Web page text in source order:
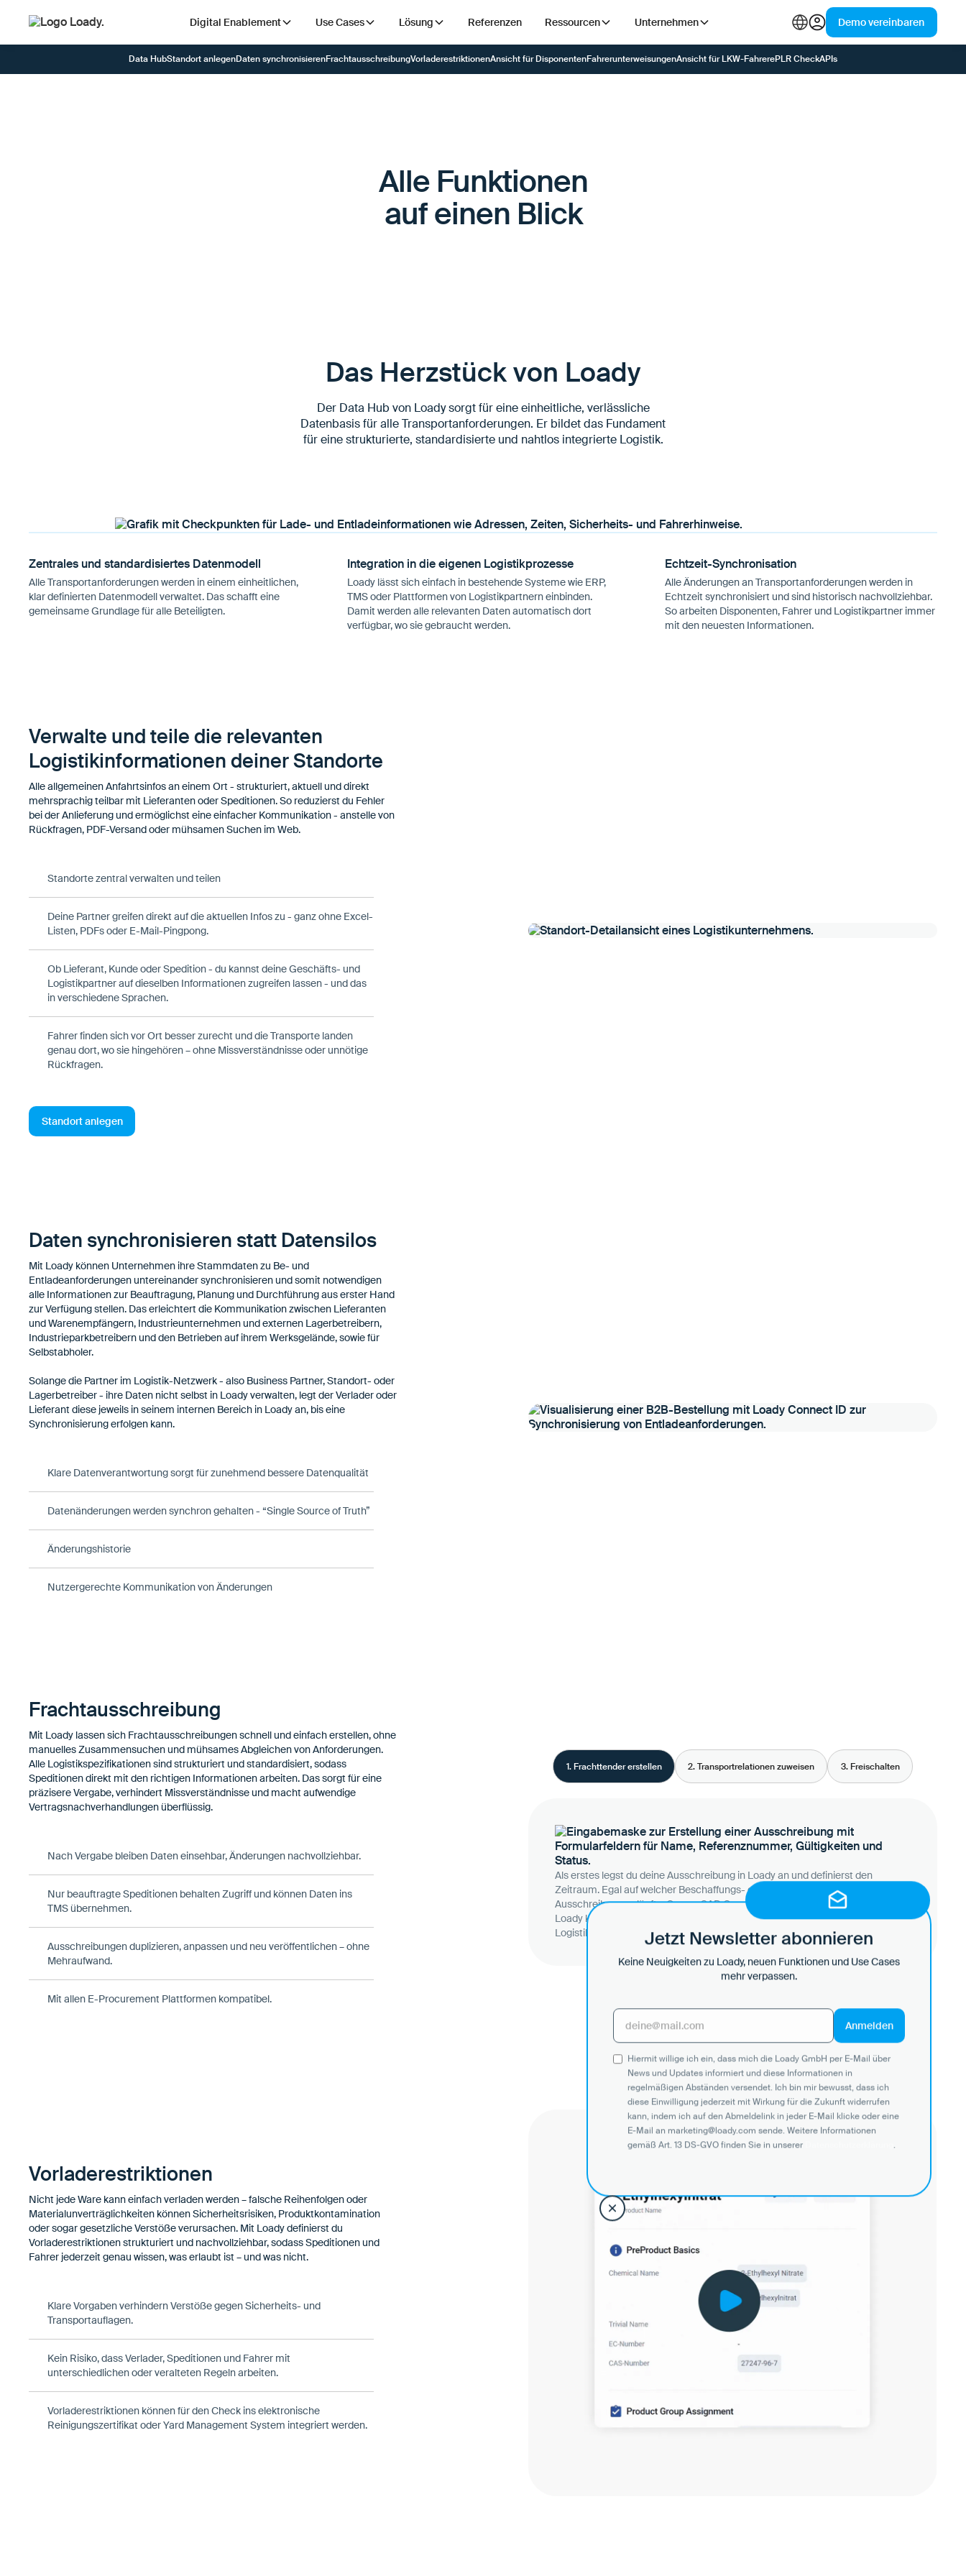
Digital Enablement Use Cases Lösung Referenzen Ressourcen Unternehmen Demo vereinbaren
Data HubStandort anlegenDaten synchronisierenFrachtausschreibungVorladerestriktionenAnsicht für DisponentenFahrerunterweisungenAnsicht für LKW-FahrerePLR CheckAPIs
Alle Funktionen
auf einen Blick
Das Herzstück von Loady
Der Data Hub von Loady sorgt für eine einheitliche, verlässliche
Datenbasis für alle Transportanforderungen. Er bildet das Fundament
für eine strukturierte, standardisierte und nahtlos integrierte Logistik.
Zentrales und standardisiertes Datenmodell
Alle Transportanforderungen werden in einem einheitlichen,
klar definierten Datenmodell verwaltet. Das schafft eine
gemeinsame Grundlage für alle Beteiligten.
Integration in die eigenen Logistikprozesse
Loady lässt sich einfach in bestehende Systeme wie ERP,
TMS oder Plattformen von Logistikpartnern einbinden.
Damit werden alle relevanten Daten automatisch dort
verfügbar, wo sie gebraucht werden.
Echtzeit-Synchronisation
Alle Änderungen an Transportanforderungen werden in
Echtzeit synchronisiert und sind historisch nachvollziehbar.
So arbeiten Disponenten, Fahrer und Logistikpartner immer
mit den neuesten Informationen.
Verwalte und teile die relevanten
Logistikinformationen deiner Standorte
Alle allgemeinen Anfahrtsinfos an einem Ort - strukturiert, aktuell und direkt
mehrsprachig teilbar mit Lieferanten oder Speditionen. So reduzierst du Fehler
bei der Anlieferung und ermöglichst eine einfacher Kommunikation - anstelle von
Rückfragen, PDF-Versand oder mühsamen Suchen im Web.
Standorte zentral verwalten und teilen
Deine Partner greifen direkt auf die aktuellen Infos zu - ganz ohne Excel-
Listen, PDFs oder E-Mail-Pingpong.
Ob Lieferant, Kunde oder Spedition - du kannst deine Geschäfts- und
Logistikpartner auf dieselben Informationen zugreifen lassen - und das
in verschiedene Sprachen.
Fahrer finden sich vor Ort besser zurecht und die Transporte landen
genau dort, wo sie hingehören – ohne Missverständnisse oder unnötige
Rückfragen.
Standort anlegen
Daten synchronisieren statt Datensilos
Mit Loady können Unternehmen ihre Stammdaten zu Be- und
Entladeanforderungen untereinander synchronisieren und somit notwendigen
alle Informationen zur Beauftragung, Planung und Durchführung aus erster Hand
zur Verfügung stellen. Das erleichtert die Kommunikation zwischen Lieferanten
und Warenempfängern, Industrieunternehmen und externen Lagerbetreibern,
Industrieparkbetreibern und den Betrieben auf ihrem Werksgelände, sowie für
Selbstabholer.
Solange die Partner im Logistik-Netzwerk - also Business Partner, Standort- oder
Lagerbetreiber - ihre Daten nicht selbst in Loady verwalten, legt der Verlader oder
Lieferant diese jeweils in seinem internen Bereich in Loady an, bis eine
Synchronisierung erfolgen kann.
Klare Datenverantwortung sorgt für zunehmend bessere Datenqualität
Datenänderungen werden synchron gehalten - “Single Source of Truth”
Änderungshistorie
Nutzergerechte Kommunikation von Änderungen
Frachtausschreibung
Mit Loady lassen sich Frachtausschreibungen schnell und einfach erstellen, ohne
manuelles Zusammensuchen und mühsames Abgleichen von Anforderungen.
Alle Logistikspezifikationen sind strukturiert und standardisiert, sodass
Speditionen direkt mit den richtigen Informationen arbeiten. Das sorgt für eine
präzisere Vergabe, verhindert Missverständnisse und macht aufwendige
Vertragsnachverhandlungen überflüssig.
Nach Vergabe bleiben Daten einsehbar, Änderungen nachvollziehbar.
Nur beauftragte Speditionen behalten Zugriff und können Daten ins
TMS übernehmen.
Ausschreibungen duplizieren, anpassen und neu veröffentlichen – ohne
Mehraufwand.
Mit allen E-Procurement Plattformen kompatibel.
1. Frachttender erstellen 2. Transportrelationen zuweisen 3. Freischalten
Als erstes legst du deine Ausschreibung in Loady an und definierst den
Zeitraum. Egal auf welcher Beschaffungs- oder Frachteinkaufsplattform deine
Ausschreibungen läuft – Coupa, SAP, Oracle, Transporeon oder anderen -, mit
Loady kannst du im Frachteinkauf relevante Spezifikationen direkt mit
Logistikdienstleistern teilen – digital und stets auf dem letzten Stand.
Vorladerestriktionen
Nicht jede Ware kann einfach verladen werden – falsche Reihenfolgen oder
Materialunverträglichkeiten können Sicherheitsrisiken, Produktkontamination
oder sogar gesetzliche Verstöße verursachen. Mit Loady definierst du
Vorladerestriktionen strukturiert und nachvollziehbar, sodass Speditionen und
Fahrer jederzeit genau wissen, was erlaubt ist – und was nicht.
Klare Vorgaben verhindern Verstöße gegen Sicherheits- und
Transportauflagen.
Kein Risiko, dass Verlader, Speditionen und Fahrer mit
unterschiedlichen oder veralteten Regeln arbeiten.
Vorladerestriktionen können für den Check ins elektronische
Reinigungszertifikat oder Yard Management System integriert werden.
Jetzt Newsletter abonnieren
Keine Neuigkeiten zu Loady, neuen Funktionen und Use Cases
mehr verpassen.
Hiermit willige ich ein, dass mich die Loady GmbH per E-Mail über
News und Updates informiert und diese Informationen in
regelmäßigen Abständen versendet. Ich bin mir bewusst, dass ich
diese Einwilligung jederzeit mit Wirkung für die Zukunft widerrufen
kann, indem ich auf den Abmeldelink in jeder E-Mail klicke oder eine
E-Mail an marketing@loady.com sende. Weitere Informationen
gemäß Art. 13 DS-GVO finden Sie in unserer
.